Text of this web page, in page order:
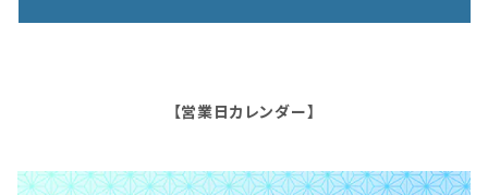
【営業日カレンダー】